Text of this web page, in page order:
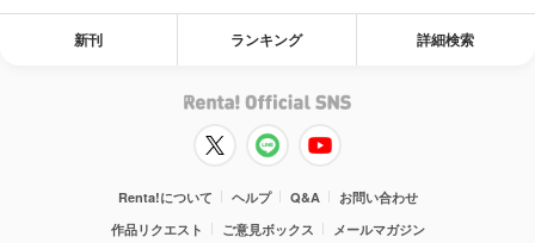
新刊 ランキング 詳細検索
Renta!について ヘルプ Q&A
お問い合わせ
作品リクエスト
ご意見ボックス
メールマガジン